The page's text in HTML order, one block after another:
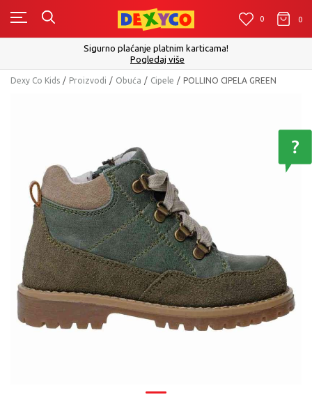
0 0
Sigurno plaćanje platnim karticama!
Pogledaj više
Dexy Co Kids Proizvodi Obuća Cipele POLLINO CIPELA GREEN